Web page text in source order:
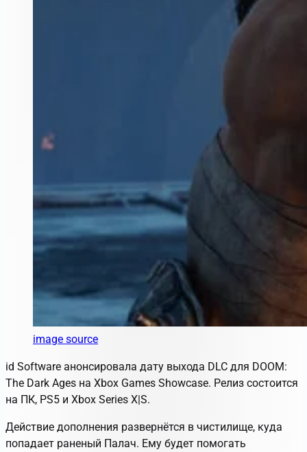
image source
id Software анонсировала дату выхода DLC для DOOM:
The Dark Ages на Xbox Games Showcase. Релиз состоится
на ПК, PS5 и Xbox Series X|S.
Действие дополнения развернётся в чистилище, куда
попадает раненый Палач. Ему будет помогать